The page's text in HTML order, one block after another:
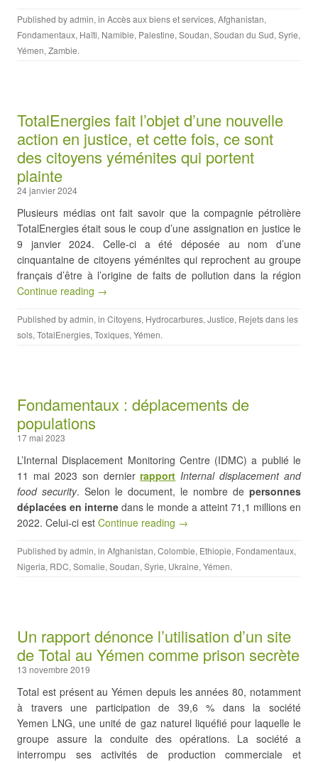
Published byadmin, in Accès aux biens et services, Afghanistan,
Fondamentaux, Haïti, Namibie, Palestine, Soudan, Soudan du Sud, Syrie,
Yémen, Zambie.
TotalEnergies fait l’objet d’une nouvelle
action en justice, et cette fois, ce sont
des citoyens yéménites qui portent
plainte
24 janvier 2024
Plusieurs médias ont fait savoir que la compagnie pétrolière
TotalEnergies était sous le coup d’une assignation en justice le
9 janvier 2024. Celle-ci a été déposée au nom d’une
cinquantaine de citoyens yéménites qui reprochent au groupe
français d’être à l’origine de faits de pollution dans la région
Continue reading →
Published byadmin, in Citoyens, Hydrocarbures, Justice, Rejets dans les
sols, TotalEnergies, Toxiques, Yémen.
Fondamentaux : déplacements de
populations
17 mai 2023
L’Internal Displacement Monitoring Centre (IDMC) a publié le
11 mai 2023 son dernierrapport Internal displacement and
food security. Selon le document, le nombre de personnes
déplacées en interne dans le monde a atteint 71,1 millions en
2022. Celui-ci est Continue reading →
Published byadmin, in Afghanistan, Colombie, Ethiopie, Fondamentaux,
Nigeria, RDC, Somalie, Soudan, Syrie, Ukraine, Yémen.
Un rapport dénonce l’utilisation d’un site
de Total au Yémen comme prison secrète
13 novembre 2019
Total est présent au Yémen depuis les années 80, notamment
à travers une participation de 39,6 % dans la société
Yemen LNG, une unité de gaz naturel liquéfié pour laquelle le
groupe assure la conduite des opérations. La société a
interrompu ses activités de production commerciale et